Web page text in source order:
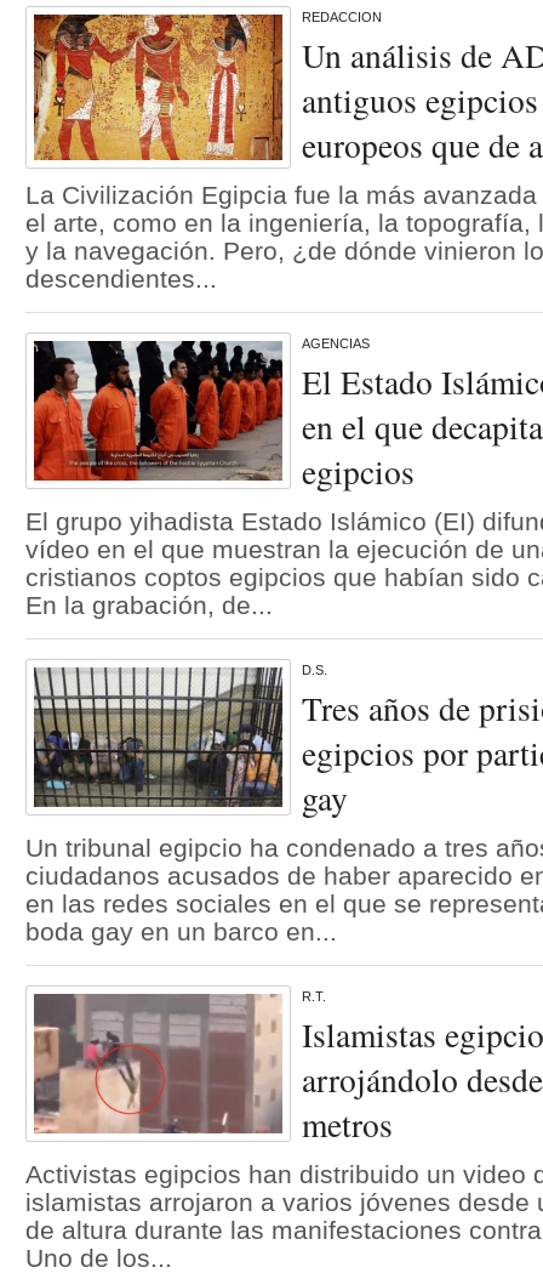
REDACCION
Un análisis de
antiguos
europeos que de
La Civilización Egipcia fue la más
el arte, como en la ingeniería, la topografía,
y la navegación. Pero, ¿de dónde vinieron
descendientes...
AGENCIAS
El Estado
en el que
egipcios
El grupo yihadista Estado Islámico (EI)
vídeo en el que muestran la ejecución de
cristianos coptos egipcios que habían sido
En la grabación, de...
D.S.
Tres años de
egipcios por
gay
Un tribunal egipcio ha condenado a tres
ciudadanos acusados de haber aparecido
en las redes sociales en el que se
boda gay en un barco en...
R.T.
Islamistas
arrojándolo
metros
Activistas egipcios han distribuido un video
islamistas arrojaron a varios jóvenes desde
de altura durante las manifestaciones
Uno de los...